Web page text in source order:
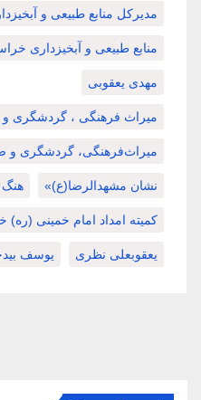
مدیرکل منابع طبیعی و
منابع طبیعی و آبخیزداری
مهدی یعقوبی
میراث فرهنگی ، گردشگری
میراث‌فرهنگی، گردشگری و
نشان مشهدالرضا(ع)» هنگ
کمیته امداد امام خمینی
یعقوبعلی نظری یوسف